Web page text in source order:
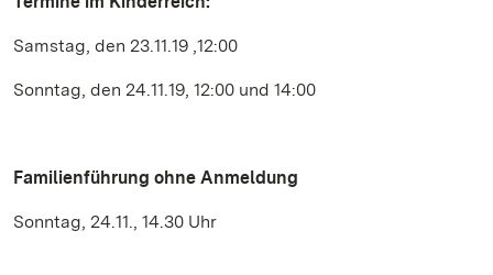
Samstag, den 23.11.19 ,12:00
Sonntag, den 24.11.19, 12:00 und 14:00
Familienführung ohne Anmeldung
Sonntag, 24.11., 14.30 Uhr